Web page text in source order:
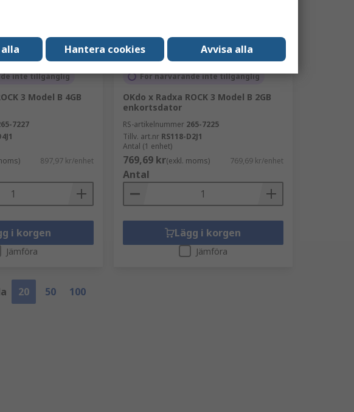
inte tillgänglig
3 Model B 4GB
7227
897,97 kr/enhet
i korgen
Jämföra
För närvarande inte tillgänglig
OKdo x Radxa ROCK 3 Model B 2GB
enkortsdator
RS-artikelnummer 265-7225
Tillv. art.nr RS118-D2J1
Antal (1 enhet)
769,69 kr(exkl. moms) 769,69 kr/enhet
Antal
Lägg i korgen
Jämföra
20 50 100
Hantera cookies Avvisa alla